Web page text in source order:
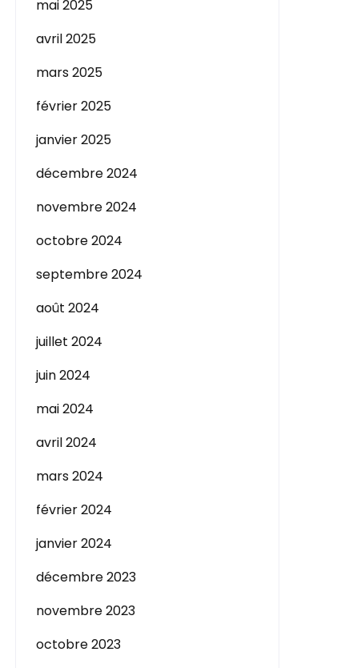
mai 2025
avril 2025
mars 2025
février 2025
janvier 2025
décembre 2024
novembre 2024
octobre 2024
septembre 2024
août 2024
juillet 2024
juin 2024
mai 2024
avril 2024
mars 2024
février 2024
janvier 2024
décembre 2023
novembre 2023
octobre 2023